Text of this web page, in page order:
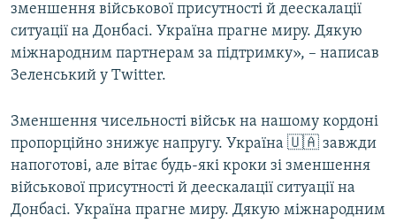
зменшення військової присутності й деескалації
ситуації на Донбасі. Україна прагне миру. Дякую
міжнародним партнерам за підтримку», – написав
Зеленський у Twitter.
Зменшення чисельності військ на нашому кордоні
пропорційно знижує напругу. Україна 🇺🇦 завжди
напоготові, але вітає будь-які кроки зі зменшення
військової присутності й деескалації ситуації на
Донбасі. Україна прагне миру. Дякую міжнародним